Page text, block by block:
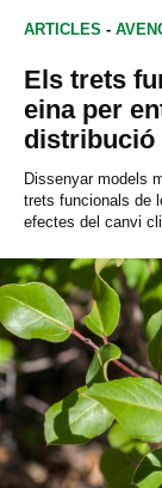
ARTICLES -
Els trets
eina per
distribució
Dissenyar models
trets funcionals de
efectes del canvi